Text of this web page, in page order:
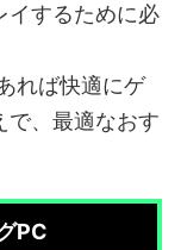
イするために必
れば快適にゲ
で、最適なおす
PC